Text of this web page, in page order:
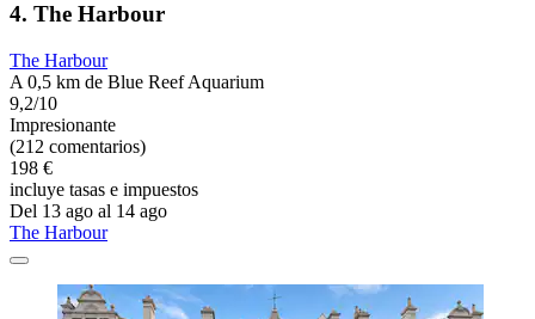
4. The Harbour
The Harbour
A 0,5 km de Blue Reef Aquarium
9,2/10
Impresionante
(212 comentarios)
198 €
incluye tasas e impuestos
Del 13 ago al 14 ago
The Harbour